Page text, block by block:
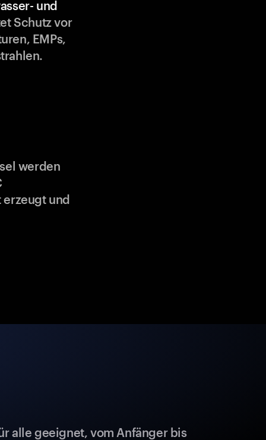
und
Schutz vor
EMPs,
werden
und
alle geeignet, vom Anfänger bis